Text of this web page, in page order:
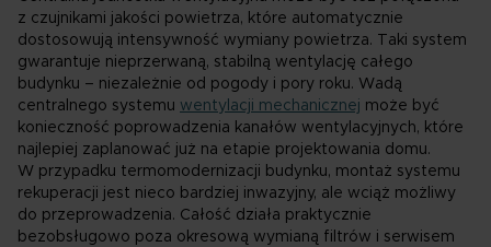
z czujnikami jakości powietrza, które automatycznie
dostosowują intensywność wymiany powietrza. Taki system
gwarantuje nieprzerwaną, stabilną wentylację całego
budynku – niezależnie od pogody i pory roku. Wadą
centralnego systemu wentylacji mechanicznej może być
konieczność poprowadzenia kanałów wentylacyjnych, które
najlepiej zaplanować już na etapie projektowania domu.
W przypadku termomodernizacji budynku, montaż systemu
rekuperacji jest nieco bardziej inwazyjny, ale wciąż możliwy
do przeprowadzenia. Całość działa praktycznie
bezobsługowo poza okresową wymianą filtrów i serwisem